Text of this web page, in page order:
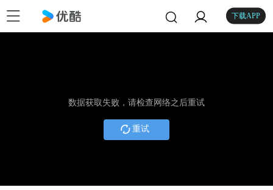
下载APP
数据获取失败，请检查网络之后重试
重试